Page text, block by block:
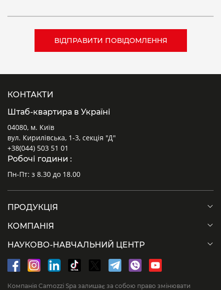
КОНТАКТИ
Штаб-квартира в Україні
04080, м. Київ
вул. Кирилівська, 1-3, секція "Д"
+38(044) 503 51 01
Робочі години :
Пн-Пт: з 8.30 до 18.00
ПРОДУКЦІЯ
КОМПАНІЯ
НАУКОВО-НАВЧАЛЬНИЙ ЦЕНТР
Компанія Camozzi Spa залишає за собою право змінювати